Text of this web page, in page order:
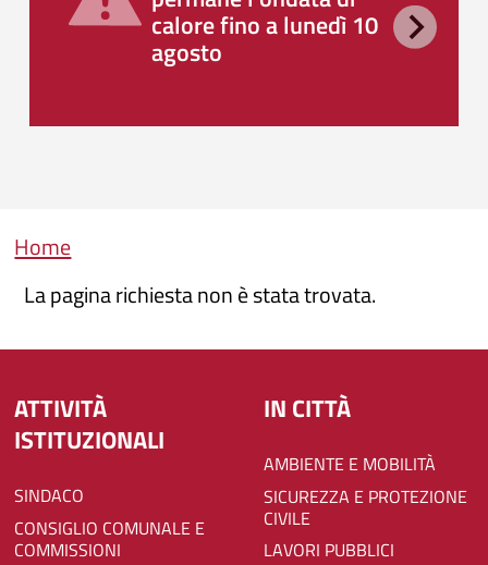
calore fino a lunedì 10
agosto
Briciole di pane
Home
La pagina richiesta non è stata trovata.
ATTIVITÀ
ISTITUZIONALI
SINDACO
CONSIGLIO COMUNALE E
COMMISSIONI
IN CITTÀ
AMBIENTE E MOBILITÀ
SICUREZZA E PROTEZIONE
CIVILE
LAVORI PUBBLICI